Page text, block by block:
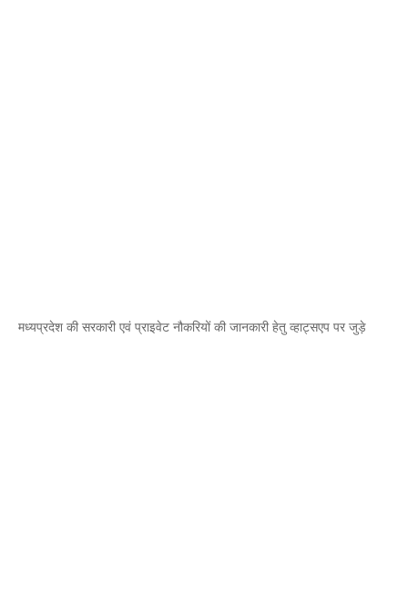
मध्यप्रदेश की सरकारी एवं प्राइवेट नौकरियों की जानकारी हेतु व्हाट्सएप पर जुड़े